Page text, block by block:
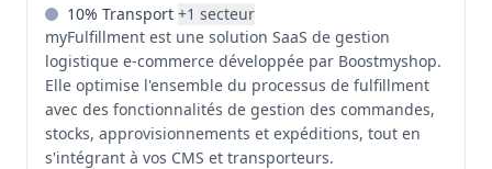
10% Transport +1 secteur
myFulfillment est une solution SaaS de gestion
logistique e-commerce développée par Boostmyshop.
Elle optimise l'ensemble du processus de fulfillment
avec des fonctionnalités de gestion des commandes,
stocks, approvisionnements et expéditions, tout en
s'intégrant à vos CMS et transporteurs.